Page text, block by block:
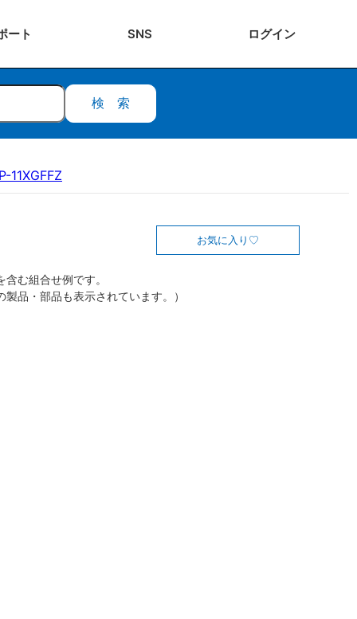
ート SNS ログイン
検索
11XGFFZ
お気に入り
む組合せ例です。
製品・部品も表示されています。）